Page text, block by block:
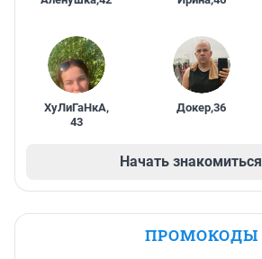
ХуЛиГаНкА,
43
Докер,36
Начать знакомиться
ПРОМОКОДЫ